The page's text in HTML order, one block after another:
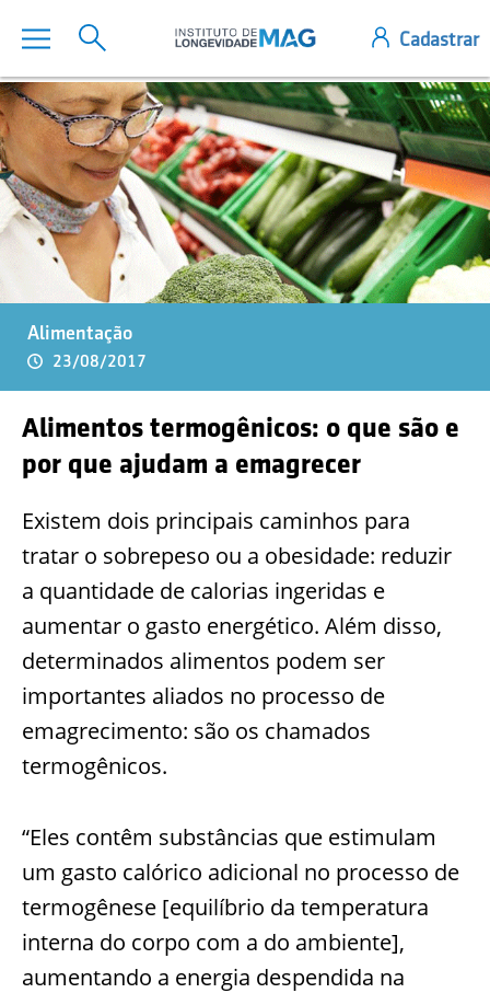
Alimentação
23/08/2017
Alimentos termogênicos: o que são e
por que ajudam a emagrecer
Existem dois principais caminhos para
tratar o sobrepeso ou a obesidade: reduzir
a quantidade de calorias ingeridas e
aumentar o gasto energético. Além disso,
determinados alimentos podem ser
importantes aliados no processo de
emagrecimento: são os chamados
termogênicos.
“Eles contêm substâncias que estimulam
um gasto calórico adicional no processo de
termogênese [equilíbrio da temperatura
interna do corpo com a do ambiente],
aumentando a energia despendida na